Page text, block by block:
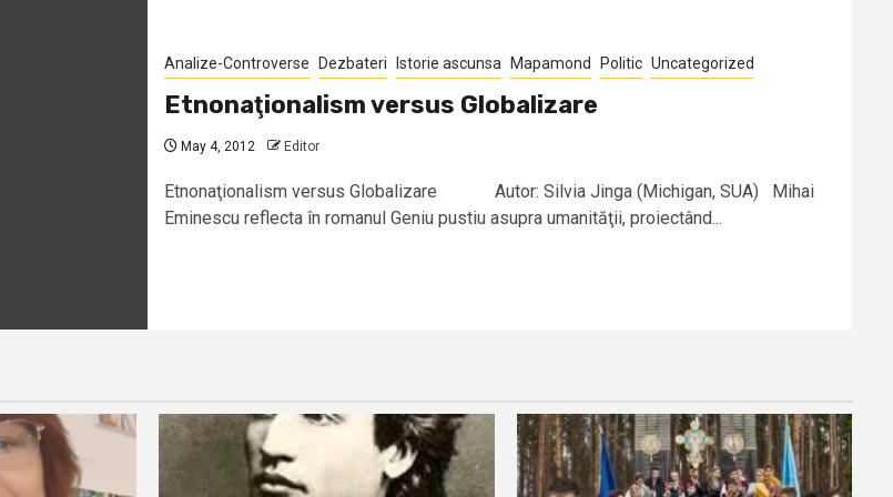
Analize-Controverse Dezbateri Istorie ascunsa Mapamond Politic Uncategorized
Etnonaţionalism versus Globalizare
May 4, 2012 Editor
Etnonaţionalism versus Globalizare Autor: Silvia Jinga (Michigan, SUA) Mihai
Eminescu reflecta în romanul Geniu pustiu asupra umanităţii, proiectând...